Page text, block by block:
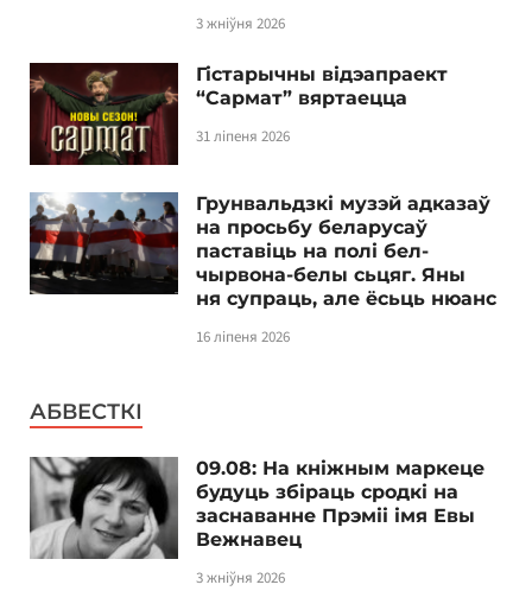
3 жніўня 2026
Гістарычны відэапраект
“Сармат” вяртаецца
31 ліпеня 2026
Грунвальдзкі музэй адказаў
на просьбу беларусаў
паставіць на полі бел-
чырвона-белы сьцяг. Яны
ня супраць, але ёсьць нюанс
16 ліпеня 2026
АБВЕСТКІ
09.08: На кніжным маркеце
будуць збіраць сродкі на
заснаванне Прэміі імя Евы
Вежнавец
3 жніўня 2026